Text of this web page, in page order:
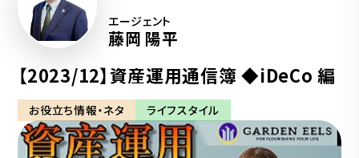
エージェント
藤岡 陽平
【2023/12】資産運用通信簿 ◆iDeCo 編
お役立ち情報・ネタ ライフスタイル